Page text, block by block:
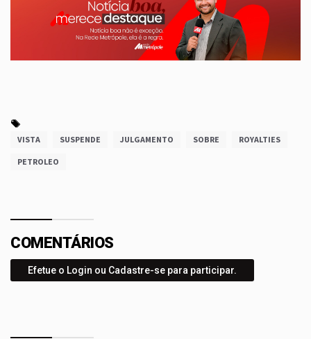
VISTA SUSPENDE JULGAMENTO SOBRE ROYALTIES
PETROLEO
COMENTÁRIOS
Efetue o Login ou Cadastre-se para participar.